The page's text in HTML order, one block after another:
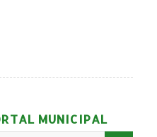
MUNICIPAL